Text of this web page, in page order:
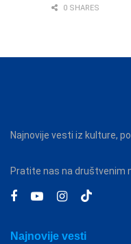
0 SHARES
Najnovije vesti iz kulture,
Pratite nas na društvenim
Najnovije vesti